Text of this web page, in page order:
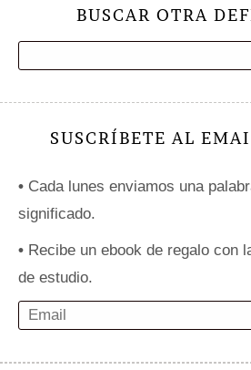
BUSCAR OTRA
SUSCRÍBETE AL
• Cada lunes enviamos una
significado.
• Recibe un ebook de regalo con
de estudio.